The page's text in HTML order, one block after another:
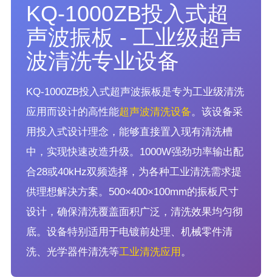
KQ-1000ZB投入式超
声波振板 - 工业级超声
波清洗专业设备
KQ-1000ZB投入式超声波振板是专为工业级清洗
应用而设计的高性能超声波清洗设备。该设备采
用投入式设计理念，能够直接置入现有清洗槽
中，实现快速改造升级。1000W强劲功率输出配
合28或40kHz双频选择，为各种工业清洗需求提
供理想解决方案。500×400×100mm的振板尺寸
设计，确保清洗覆盖面积广泛，清洗效果均匀彻
底。设备特别适用于电镀前处理、机械零件清
洗、光学器件清洗等工业清洗应用 。